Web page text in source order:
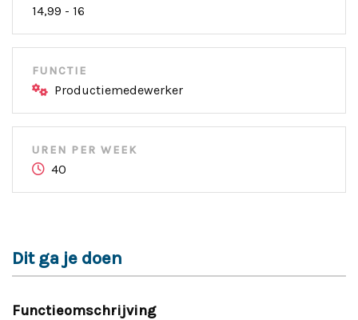
14,99 - 16
FUNCTIE
Productiemedewerker
UREN PER WEEK
40
Dit ga je doen
Functieomschrijving